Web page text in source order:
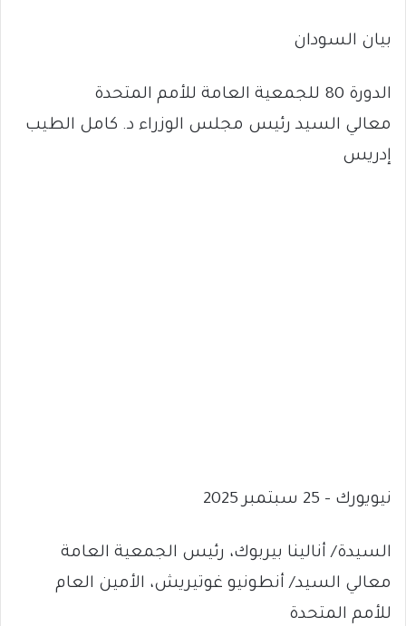
بيان السودان
الدورة 80 للجمعية العامة للأمم المتحدة
معالي السيد رئيس مجلس الوزراء د. كامل الطيب
إدريس
نيويورك – 25 سبتمبر 2025
السيدة/ أنالينا بيربوك، رئيس الجمعية العامة
معالي السيد/ أنطونيو غوتيريش، الأمين العام
للأمم المتحدة